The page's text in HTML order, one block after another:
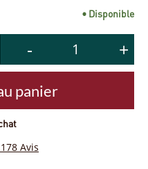
• Disponible
- +
panier
Avis